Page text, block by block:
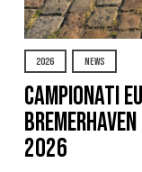
2026 NEWS
Campionati
2026